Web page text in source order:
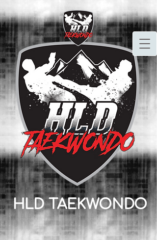
HLD TAEKWONDO